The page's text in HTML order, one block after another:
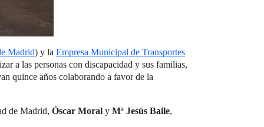
Madrid) y la Empresa Municipal de Transportes
a las personas con discapacidad y sus familias,
quince años colaborando a favor de la
de Madrid, Óscar Moral y Mª Jesús Baile,